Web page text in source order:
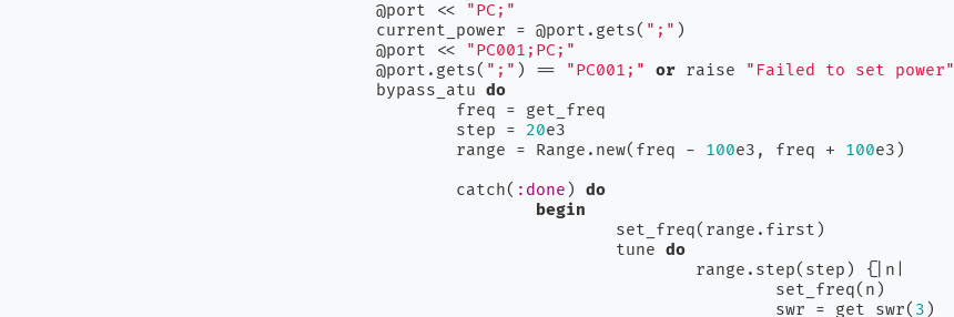
	@port <<
"PC;"
	current_power = @port.gets(
";" )
	@port <<
"PC001;PC;"
	@port.gets(
";" ) == "PC001;" or raise
"Failed to set power"
	bypass_atu
do
		step =
20e3
		range = Range.new(freq -
100e3, freq + 100e3)
		catch(
:done ) do
begin
				tune
do
					range.step(step) {
|n|
						swr = get_swr(
3 )